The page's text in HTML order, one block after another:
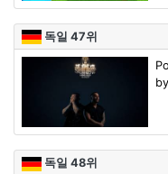
독일 47위
독일 48위